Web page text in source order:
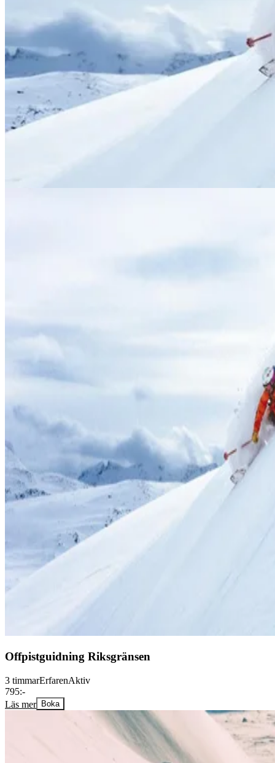
Minnen för livet
Upplev något som stannar kvar
I början av 1900-talet lät man avveckla samhället Riksgränsen.
Snömängden var helt enkelt övermäktig. Idag är nederbörden istället
Offpistguidning Riksgränsen
3 timmarErfarenAktiv
795:-
Läs mer Boka